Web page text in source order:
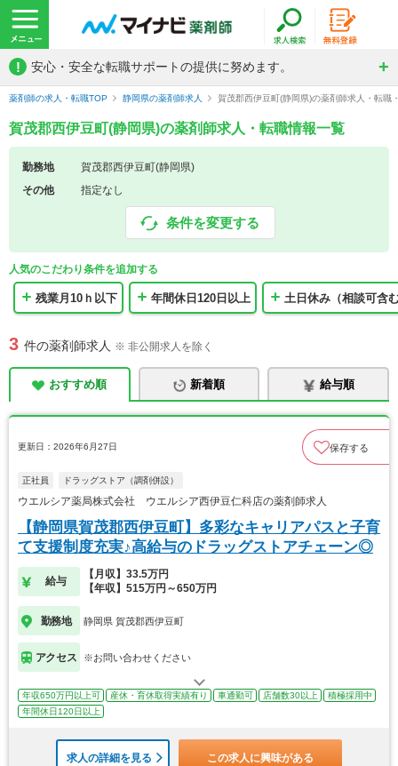
! 安心・安全な転職サポートの提供に努めます。
薬剤師の求人・転職TOP 静岡県の薬剤師求人 賀茂郡西伊豆町(静岡県)の薬剤師求人・転職
賀茂郡西伊豆町(静岡県)の薬剤師求人・転職情報一覧
勤務地
賀茂郡西伊豆町(静岡県)
その他
指定なし
条件を変更する
人気のこだわり条件を追加する
残業月10ｈ以下 年間休日120日以上 土日休み（相談可含
3 件の薬剤師求人 ※ 非公開求人を除く
おすすめ順 新着順 給与順
更新日：2026年6月27日 保存する
正社員 ドラッグストア（調剤併設）
ウエルシア薬局株式会社 ウエルシア西伊豆仁科店の薬剤師求人
【静岡県賀茂郡西伊豆町】多彩なキャリアパスと子育
て支援制度充実♪高給与のドラッグストアチェーン◎
給与
【月収】33.5万円
【年収】515万円～650万円
勤務地 静岡県 賀茂郡西伊豆町
アクセス ※お問い合わせください
年収650万円以上可 産休・育休取得実績有り 車通勤可 店舗数30以上
積極採用中
年間休日120日以上
求人の詳細を見る この求人に興味がある